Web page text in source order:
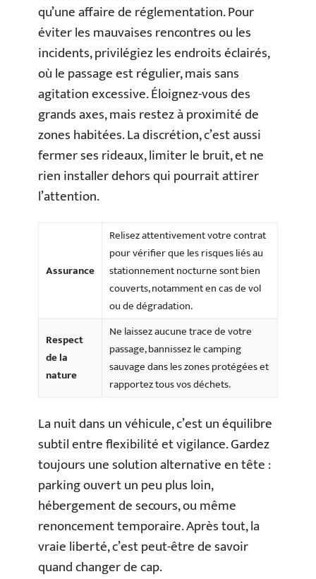
qu’une affaire de réglementation. Pour
éviter les mauvaises rencontres ou les
incidents, privilégiez les endroits éclairés,
où le passage est régulier, mais sans
agitation excessive. Éloignez-vous des
grands axes, mais restez à proximité de
zones habitées. La discrétion, c’est aussi
fermer ses rideaux, limiter le bruit, et ne
rien installer dehors qui pourrait attirer
l’attention.
Assurance
Relisez attentivement votre contrat
pour vérifier que les risques liés au
stationnement nocturne sont bien
couverts, notamment en cas de vol
ou de dégradation.
Respect
de la
nature
Ne laissez aucune trace de votre
passage, bannissez le camping
sauvage dans les zones protégées et
rapportez tous vos déchets.
La nuit dans un véhicule, c’est un équilibre
subtil entre flexibilité et vigilance. Gardez
toujours une solution alternative en tête :
parking ouvert un peu plus loin,
hébergement de secours, ou même
renoncement temporaire. Après tout, la
vraie liberté, c’est peut-être de savoir
quand changer de cap.